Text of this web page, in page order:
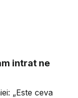
intrat ne
„Este ceva